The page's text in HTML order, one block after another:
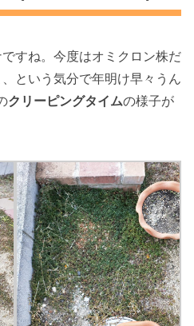
すね。今度はオミクロン株だ
という気分で年明け早々うん
クリーピングタイムの様子が